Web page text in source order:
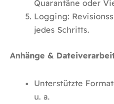
Quarantäne oder
Logging:
jedes Schritts.
Anhänge &
Unterstützte
u. a.